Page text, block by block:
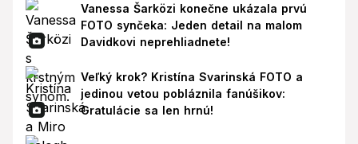
Vanessa Šarközi konečne ukázala prvú
FOTO synčeka: Jeden detail na malom
Davidkovi neprehliadnete!
Veľký krok? Kristína Svarinská FOTO a
jedinou vetou pobláznila fanúšikov:
Gratulácie sa len hrnú!